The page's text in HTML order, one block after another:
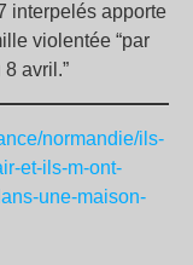
interpelés apporte
violentée “par
avril.”
normandie/ils-
et-ils-m-ont-
une-maison-